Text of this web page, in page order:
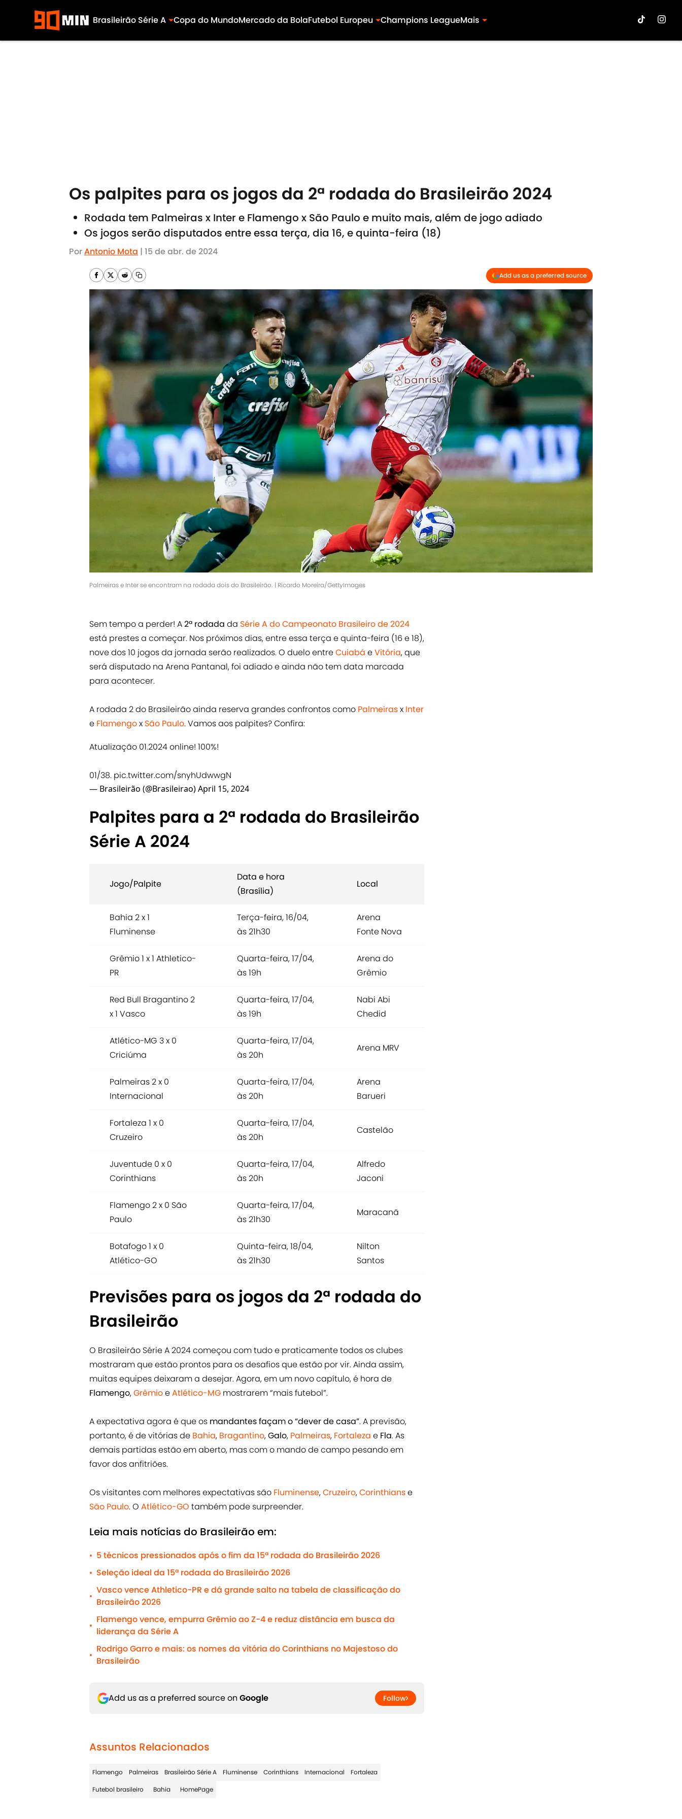
Brasileirão Série A Copa do MundoMercado da BolaFutebol Europeu Champions LeagueMais
Os palpites para os jogos da 2ª rodada do Brasileirão 2024
Rodada tem Palmeiras x Inter e Flamengo x São Paulo e muito mais, além de jogo adiado
Os jogos serão disputados entre essa terça, dia 16, e quinta-feira (18)
PorAntonio Mota | 15 de abr. de 2024
Add us as a preferred source
Palmeiras e Inter se encontram na rodada dois do Brasileirão. | Ricardo Moreira/GettyImages
Sem tempo a perder! A2ª rodada da Série A do Campeonato Brasileiro de 2024
está prestes a começar. Nos próximos dias, entre essa terça e quinta-feira (16 e 18),
nove dos 10 jogos da jornada serão realizados. O duelo entreCuiabá eVitória, que
será disputado na Arena Pantanal, foi adiado e ainda não tem data marcada
para acontecer.
A rodada 2 do Brasileirão ainda reserva grandes confrontos como Palmeirasx Inter
e Flamengox São Paulo. Vamos aos palpites? Confira:
Atualização 01.2024 online! 100%!
01/38. pic.twitter.com/snyhUdwwgN
— Brasileirão (@Brasileirao)April 15, 2024
Palpites para a 2ª rodada do Brasileirão
Série A 2024
Jogo/Palpite
Data e hora
(Brasília)
Local
Bahia 2 x 1
Fluminense
Terça-feira, 16/04,
às 21h30
Arena
Fonte Nova
Grêmio 1 x 1 Athletico-
PR
Quarta-feira, 17/04,
às 19h
Arena do
Grêmio
Red Bull Bragantino 2
x 1 Vasco
Quarta-feira, 17/04,
às 19h
Nabi Abi
Chedid
Atlético-MG 3 x 0
Criciúma
Quarta-feira, 17/04,
às 20h
Arena MRV
Palmeiras 2 x 0
Internacional
Quarta-feira, 17/04,
às 20h
Arena
Barueri
Fortaleza 1 x 0
Cruzeiro
Quarta-feira, 17/04,
às 20h
Castelão
Juventude 0 x 0
Corinthians
Quarta-feira, 17/04,
às 20h
Alfredo
Jaconi
Flamengo 2 x 0 São
Paulo
Quarta-feira, 17/04,
às 21h30
Maracanã
Botafogo 1 x 0
Atlético-GO
Quinta-feira, 18/04,
às 21h30
Nilton
Santos
Previsões para os jogos da 2ª rodada do
Brasileirão
O Brasileirão Série A 2024 começou com tudo e praticamente todos os clubes
mostraram que estão prontos para os desafios que estão por vir. Ainda assim,
muitas equipes deixaram a desejar. Agora, em um novo capítulo, é hora de
Flamengo,GrêmioeAtlético-MG mostrarem “mais futebol”.
A expectativa agora é que os mandantes façam o “dever de casa”. A previsão,
portanto, é de vitórias de Bahia, Bragantino,Galo, Palmeiras, Fortaleza e Fla. As
demais partidas estão em aberto, mas com o mando de campo pesando em
favor dos anfitriões.
Os visitantes com melhores expectativas são Fluminense,Cruzeiro,Corinthianse
São Paulo. O Atlético-GO também pode surpreender.
Leia mais notícias do Brasileirão em:
• 5 técnicos pressionados após o fim da 15ª rodada do Brasileirão 2026
• Seleção ideal da 15ª rodada do Brasileirão 2026
•
Vasco vence Athletico-PR e dá grande salto na tabela de classificação do
Brasileirão 2026
•
Flamengo vence, empurra Grêmio ao Z-4 e reduz distância em busca da
liderança da Série A
•
Rodrigo Garro e mais: os nomes da vitória do Corinthians no Majestoso do
Brasileirão
Add us as a preferred source on Google Follow
Assuntos Relacionados
Flamengo Palmeiras Brasileirão Série A Fluminense Corinthians Internacional
Fortaleza
Futebol brasileiro
Bahia HomePage